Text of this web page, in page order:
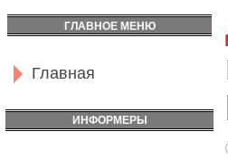
ГЛАВНОЕ МЕНЮ
Главная
ИНФОРМЕРЫ